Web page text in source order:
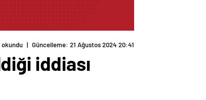
okundu | Güncelleme: 21 Ağustos 2024 20:41
iddiası